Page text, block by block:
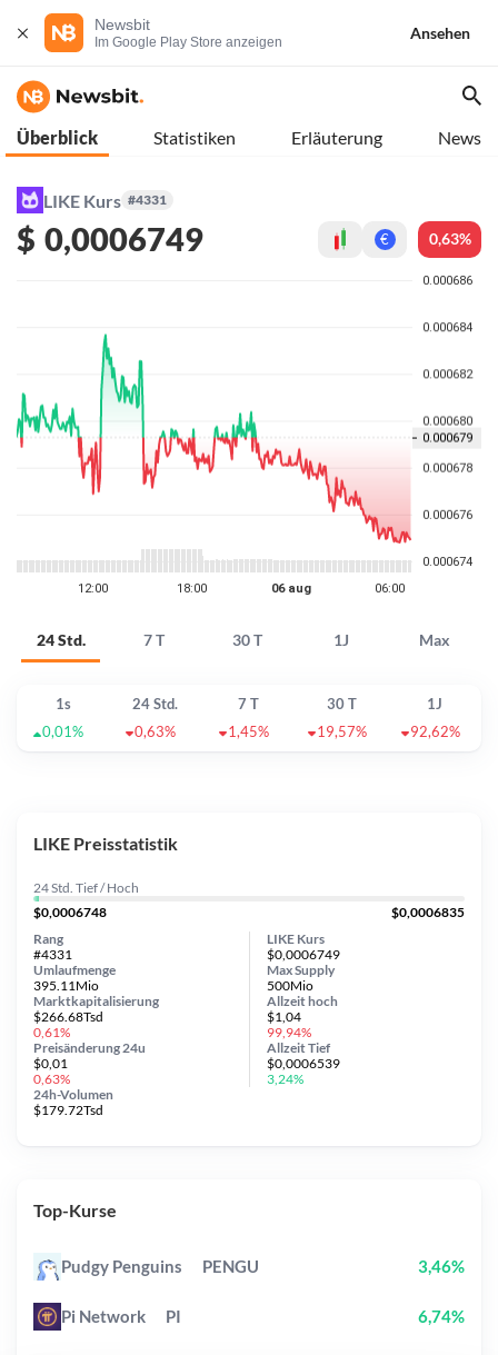
Newsbit
Im Google Play Store anzeigen
Ansehen
Überblick Statistiken Erläuterung News
LIKE Kurs #4331
$ 0,0006749 € 0,63%
24 Std. 7 T 30 T 1J Max
1s 24 Std. 7 T 30 T
1J
0,01%
0,63% 1,45% 19,57% 92,62%
LIKE Preisstatistik
24 Std. Tief / Hoch
$0,0006748
$0,0006835
LIKE Kurs
$0,0006749
Umlaufmenge
395.11Mio
Preisänderung 24u
$0,01
0,63%
Max Supply
500Mio
Marktkapitalisierung
$266.68Tsd
0,61%
24h-Volumen
$179.72Tsd
Rang
#4331
Allzeithoch
$1,04
99,94%
AllzeitTief
$0,0006539
3,24%
Top-Kurse
Pudgy Penguins PENGU 3,46%
Pi Network PI 6,74%